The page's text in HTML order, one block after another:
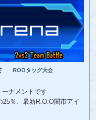
ROOタッグ大会
ナメントです
％、最新R.O.O闇市アイ